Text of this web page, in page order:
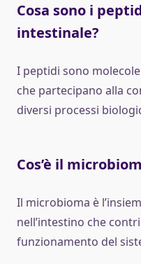
Cosa sono i
intestinale?
I peptidi sono
che partecipano alla
diversi processi
Cos’è il
Il microbioma è
nell’intestino che
funzionamento del